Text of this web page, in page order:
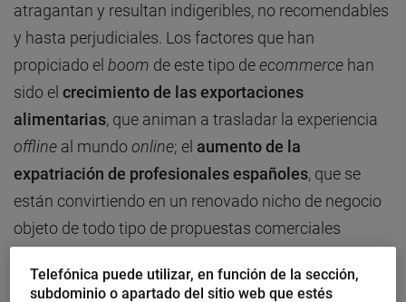
atragantan y resultan indigeribles, no recomendables
y hasta perjudiciales. Los factores que han
propiciado el boom de este tipo deecommerce han
sido el crecimiento de las exportaciones
alimentarias, que animan a trasladar la experiencia
offline al mundoonline; el aumento de la
expatriación de profesionales españoles, que se
están convirtiendo en un renovado nicho de negocio
objeto de todo tipo de propuestas comerciales
todo, lacaída del comercio local, que obliga a los
Telefónica puede utilizar, en función de la sección,
subdominio o apartado del sitio web que estés